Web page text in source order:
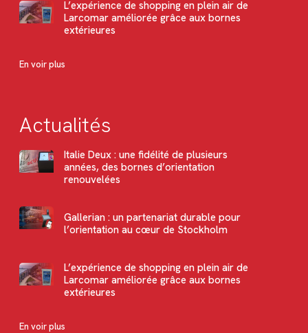
L’expérience de shopping en plein air de
Larcomar améliorée grâce aux bornes
extérieures
En voir plus
Actualités
Italie Deux : une fidélité de plusieurs
années, des bornes d’orientation
renouvelées
Gallerian : un partenariat durable pour
l’orientation au cœur de Stockholm
L’expérience de shopping en plein air de
Larcomar améliorée grâce aux bornes
extérieures
En voir plus